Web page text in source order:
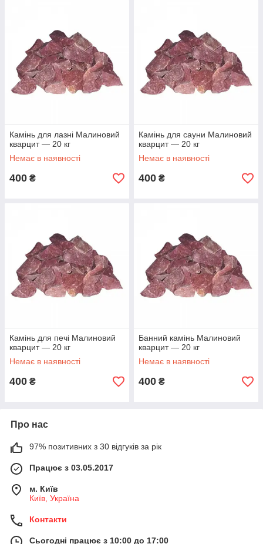
Камінь для лазні Малиновий
кварцит — 20 кг
Немає в наявності
400 ₴
Камінь для сауни Малиновий
кварцит — 20 кг
Немає в наявності
400 ₴
Камінь для печі Малиновий
кварцит — 20 кг
Немає в наявності
400 ₴
Банний камінь Малиновий
кварцит — 20 кг
Немає в наявності
400 ₴
Про нас
97% позитивних з 30 відгуків за рік
Працює з 03.05.2017
м. Київ
Київ, Україна
Контакти
Сьогодні працює з 10:00 до 17:00